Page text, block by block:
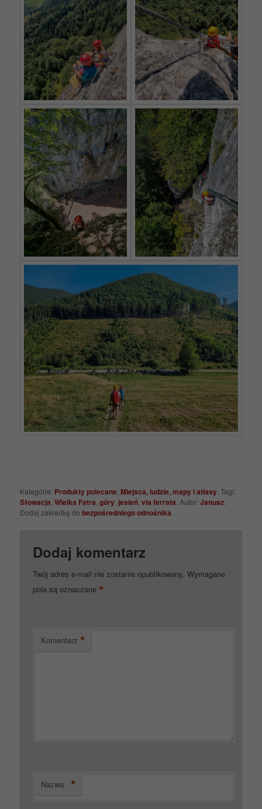
Kategorie: Produkty polecane Miejsca, ludzie, mapy i atlasy . Tagi:
Słowacja ,Wielka Fatra ,góry jesień ,via ferrata . Autor:Janusz
Dodaj zakładkę dobezpośredniego odnośnika
Dodaj komentarz
Twój adres e-mail nie zostanie opublikowany. Wymagane
pola są oznaczone *
Komentarz *
Nazwa *